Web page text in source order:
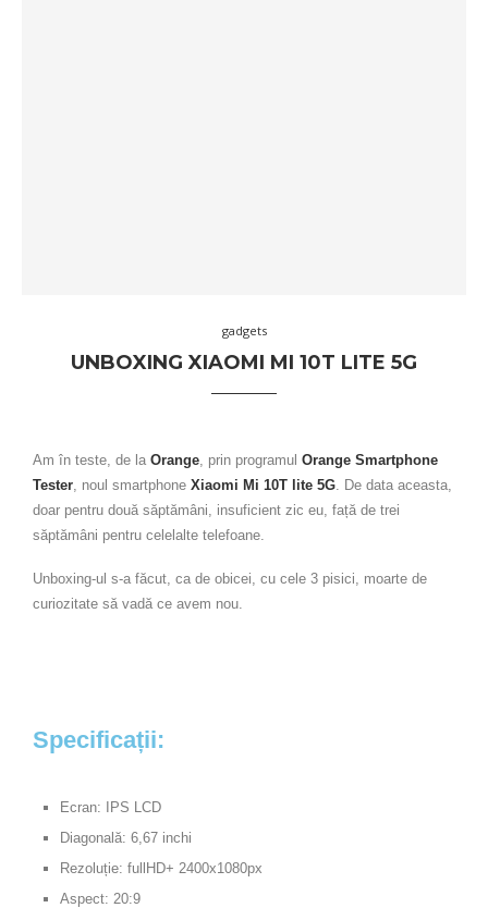
gadgets
UNBOXING XIAOMI MI 10T LITE 5G
Am în teste, de la Orange , prin programul Orange Smartphone
Tester , noul smartphone Xiaomi Mi 10T lite 5G . De data aceasta,
doar pentru două săptămâni, insuficient zic eu, față de trei
săptămâni pentru celelalte telefoane.
Unboxing-ul s-a făcut, ca de obicei, cu cele 3 pisici, moarte de
curiozitate să vadă ce avem nou.
Specificații:
Ecran: IPS LCD
Diagonală: 6,67 inchi
Rezoluție: fullHD+ 2400x1080px
Aspect: 20:9